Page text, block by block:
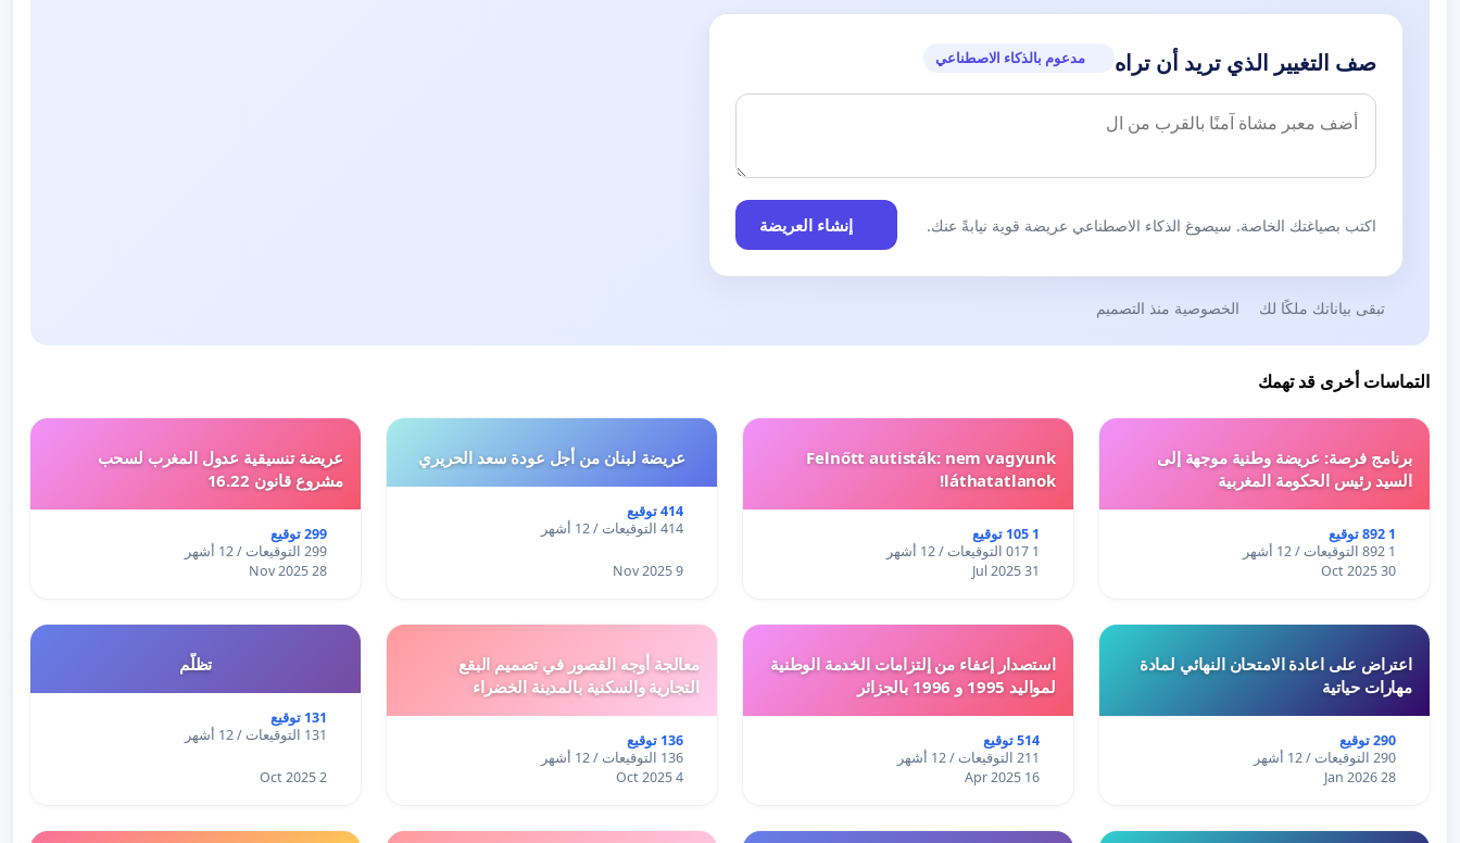
صف التغيير الذي تريد أن تراه مدعوم بالذكاء الاصطناعي
اكتب بصياغتك الخاصة. سيصوغ الذكاء الاصطناعي عريضة قوية نيابةً عنك. إنشاء العريضة
تبقى بياناتك ملكًا لك الخصوصية منذ التصميم
التماسات أخرى قد تهمك
برنامج فرصة: عريضة وطنية موجهة إلى
السيد رئيس الحكومة المغربية
1 892 توقيع
1 892 التوقيعات / 12 أشهر
30 Oct 2025
Felnőtt autisták: nem vagyunk
láthatatlanok!
1 105 توقيع
1 017 التوقيعات / 12 أشهر
31 Jul 2025
عريضة لبنان من أجل عودة سعد الحريري
414 توقيع
414 التوقيعات / 12 أشهر
9 Nov 2025
عريضة تنسيقية عدول المغرب لسحب
مشروع قانون 16.22
299 توقيع
299 التوقيعات / 12 أشهر
28 Nov 2025
اعتراض على اعادة الامتحان النهائي لمادة
مهارات حياتية
290 توقيع
290 التوقيعات / 12 أشهر
28 Jan 2026
استصدار إعفاء من إلتزامات الخدمة الوطنية
لمواليد 1995 و 1996 بالجزائر
514 توقيع
211 التوقيعات / 12 أشهر
16 Apr 2025
معالجة أوجه القصور في تصميم البقع
التجارية والسكنية بالمدينة الخضراء
136 توقيع
136 التوقيعات / 12 أشهر
4 Oct 2025
تظلّم
131 توقيع
131 التوقيعات / 12 أشهر
2 Oct 2025